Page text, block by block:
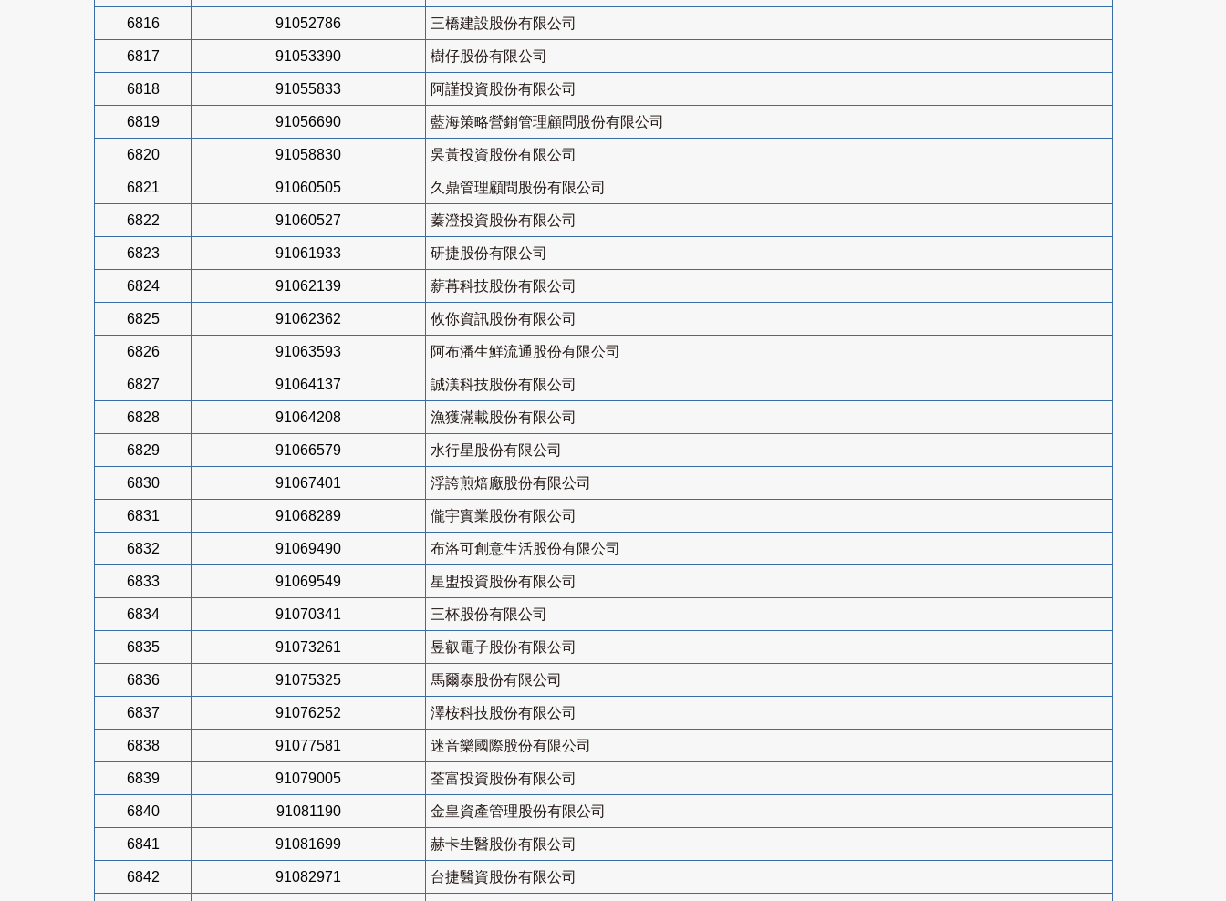
6816 91052786 三橋建設股份有限公司
6817 91053390 樹仔股份有限公司
6818 91055833 阿謹投資股份有限公司
6819 91056690 藍海策略營銷管理顧問股份有限公司
6820 91058830 吳黃投資股份有限公司
6821 91060505 久鼎管理顧問股份有限公司
6822 91060527 蓁澄投資股份有限公司
6823 91061933 研捷股份有限公司
6824 91062139 薪苒科技股份有限公司
6825 91062362 攸你資訊股份有限公司
6826 91063593 阿布潘生鮮流通股份有限公司
6827 91064137 誠渼科技股份有限公司
6828 91064208 漁獲滿載股份有限公司
6829 91066579 水行星股份有限公司
6830 91067401 浮誇煎焙廠股份有限公司
6831 91068289 儱宇實業股份有限公司
6832 91069490 布洛可創意生活股份有限公司
6833 91069549 星盟投資股份有限公司
6834 91070341 三杯股份有限公司
6835 91073261 昱叡電子股份有限公司
6836 91075325 馬爾泰股份有限公司
6837 91076252 澤桉科技股份有限公司
6838 91077581 迷音樂國際股份有限公司
6839 91079005 荃富投資股份有限公司
6840 91081190 金皇資產管理股份有限公司
6841 91081699 赫卡生醫股份有限公司
6842 91082971 台捷醫資股份有限公司